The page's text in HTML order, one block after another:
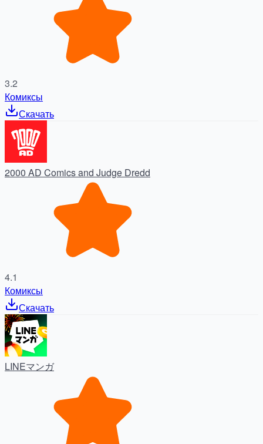
3.2
Комиксы
Скачать
2000 AD Comics and Judge Dredd
4.1
Комиксы
Скачать
LINEマンガ